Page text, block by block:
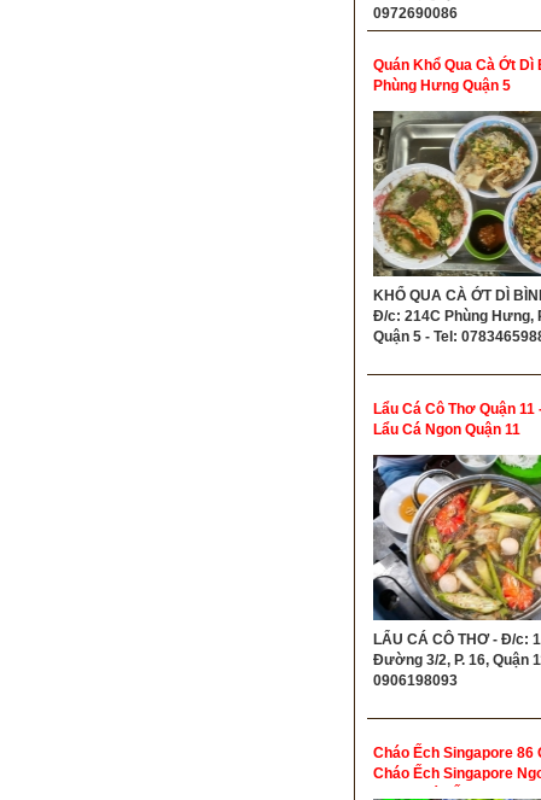
0972690086
Quán Khổ Qua Cà Ớt Dì
Phùng Hưng Quận 5
KHỔ QUA CÀ ỚT DÌ
Đ/c: 214C Phùng Hưng,
Quận 5 - Tel:
Lẩu Cá Cô Thơ Quận 11
Lẩu Cá Ngon Quận 11
LẨU CÁ CÔ THƠ - Đ/c:
Đường 3/2, P. 16, Quận
0906198093
Cháo Ếch Singapore 86
Cháo Ếch Singapore
Vấp - Cháo Ếch